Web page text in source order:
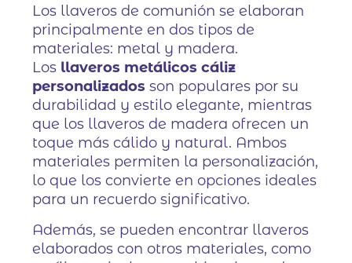
Los llaveros de comunión se elaboran
principalmente en dos tipos de
materiales: metal y madera.
Los llaveros metálicos cáliz
personalizados son populares por su
durabilidad y estilo elegante, mientras
que los llaveros de madera ofrecen un
toque más cálido y natural. Ambos
materiales permiten la personalización,
lo que los convierte en opciones ideales
para un recuerdo significativo.
Además, se pueden encontrar llaveros
elaborados con otros materiales, como